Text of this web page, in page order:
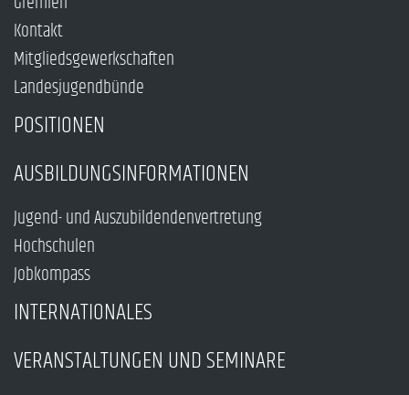
Kontakt
Mitgliedsgewerkschaften
Landesjugendbünde
POSITIONEN
AUSBILDUNGSINFORMATIONEN
Jugend- und Auszubildendenvertretung
Hochschulen
Jobkompass
INTERNATIONALES
VERANSTALTUNGEN UND SEMINARE